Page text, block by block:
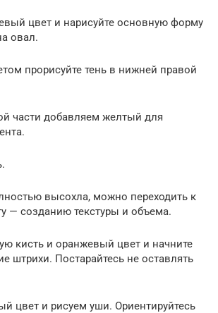
цвет и нарисуйте основную форму
овал.
прорисуйте тень в нижней правой
части добавляем желтый для
высохла, можно переходить к
— созданию текстуры и объема.
кисть и оранжевый цвет и начните
штрихи. Постарайтесь не оставлять
цвет и рисуем уши. Ориентируйтесь